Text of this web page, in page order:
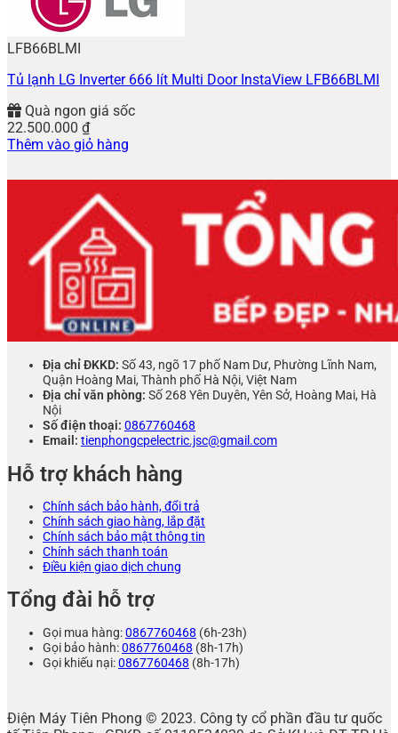
LFB66BLMI
Tủ lạnh LG Inverter 666 lít Multi Door InstaView LFB66BLMI
Quà ngon giá sốc
22.500.000 ₫
Thêm vào giỏ hàng
Địa chỉ ĐKKD: Số 43, ngõ 17 phố Nam Dư, Phường Lĩnh Nam,
Quận Hoàng Mai, Thành phố Hà Nội, Việt Nam
Địa chỉ văn phòng: Số 268 Yên Duyên, Yên Sở, Hoàng Mai, Hà
Nội
Số điện thoại: 0867760468
Email: tienphongcpelectric.jsc@gmail.com
Hỗ trợ khách hàng
Chính sách bảo hành, đổi trả
Chính sách giao hàng, lắp đặt
Chính sách bảo mật thông tin
Chính sách thanh toán
Điều kiện giao dịch chung
Tổng đài hỗ trợ
Gọi mua hàng:0867760468 (6h-23h)
Gọi bảo hành:0867760468 (8h-17h)
Gọi khiếu nại:0867760468 (8h-17h)
Điện Máy Tiên Phong © 2023. Công ty cổ phần đầu tư quốc